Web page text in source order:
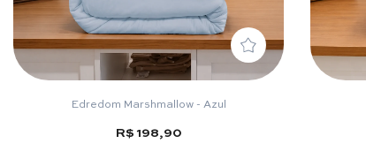
Edredom Marshmallow - Azul
R$ 198,90